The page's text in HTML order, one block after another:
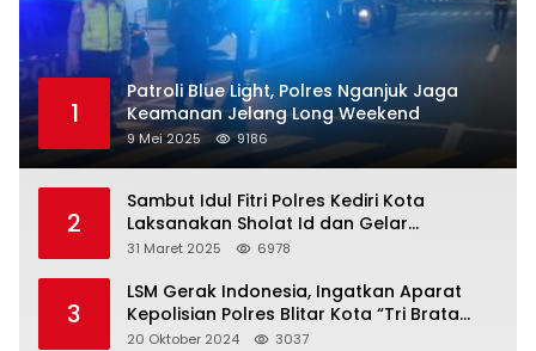
1
Patroli Blue Light, Polres Nganjuk Jaga
Keamanan Jelang Long Weekend
9 Mei 2025 9186
2
Sambut Idul Fitri Polres Kediri Kota
Laksanakan Sholat Id dan Gelar
Halalbihalal
31 Maret 2025 6978
3
LSM Gerak Indonesia, Ingatkan Aparat
Kepolisian Polres Blitar Kota “Tri Brata
Polri” Harus Diamalkan
20 Oktober 2024 3037